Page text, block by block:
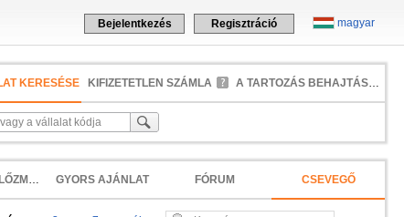
magyar
Bejelentkezés Regisztráció
KERESÉSE KIFIZETETLEN SZÁMLA A TARTOZÁS BEHAJTÁSA
KERESÉSI ELŐZMÉNYEK GYORS AJÁNLAT FÓRUM CSEVEGŐ